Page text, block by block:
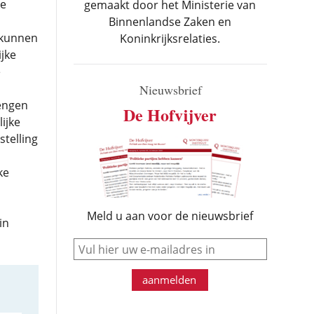
gemaakt door het Ministerie van
Binnenlandse Zaken en
Koninkrijksrelaties.
Nieuwsbrief
De Hofvijver
Meld u aan voor de nieuwsbrief
e-mail
aanmelden